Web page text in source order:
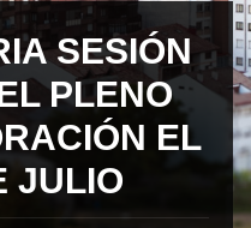
SESIÓN
PLENO
EL
JULIO